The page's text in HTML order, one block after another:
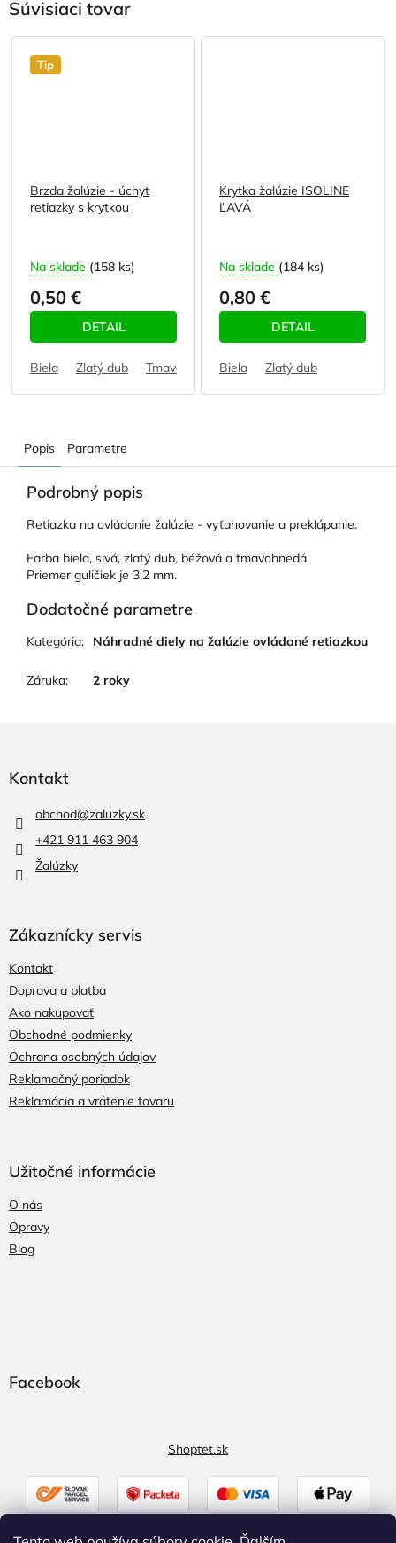
Súvisiaci tovar
Tip
Brzda žalúzie - úchyt
retiazky s krytkou
Na sklade (158 ks)
0,50 €
DETAIL
Biela Zlatý dub Tmavohnedá Sivá
Krytka žalúzie ISOLINE
ĽAVÁ
Na sklade (184 ks)
0,80 €
DETAIL
Biela Zlatý dub
Popis Parametre
Podrobný popis
Retiazka na ovládanie žalúzie - vyťahovanie a preklápanie.
Farba biela, sivá, zlatý dub, béžová a tmavohnedá.
Priemer guličiek je 3,2 mm.
Dodatočné parametre
Kategória: Náhradné diely na žalúzie ovládané retiazkou
Záruka: 2 roky
Kontakt
obchod@zaluzky.sk
+421 911 463 904
Žalúzky
Zákaznícky servis
Kontakt
Doprava a platba
Ako nakupovať
Obchodné podmienky
Ochrana osobných údajov
Reklamačný poriadok
Reklamácia a vrátenie tovaru
Užitočné informácie
O nás
Opravy
Blog
Facebook
Shoptet.sk